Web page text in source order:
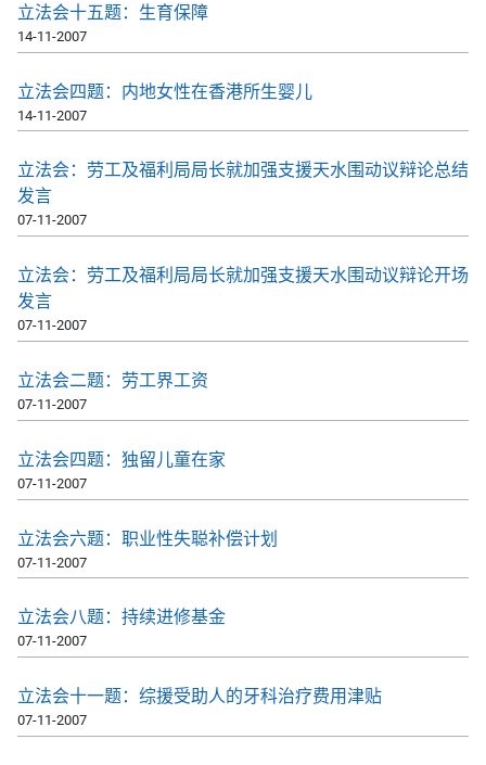
立法会十五题：生育保障
14-11-2007
立法会四题：内地女性在香港所生婴儿
14-11-2007
立法会：劳工及福利局局长就加强支援天水围动议辩论总结
发言
07-11-2007
立法会：劳工及福利局局长就加强支援天水围动议辩论开场
发言
07-11-2007
立法会二题：劳工界工资
07-11-2007
立法会四题：独留儿童在家
07-11-2007
立法会六题：职业性失聪补偿计划
07-11-2007
立法会八题：持续进修基金
07-11-2007
立法会十一题：综援受助人的牙科治疗费用津贴
07-11-2007